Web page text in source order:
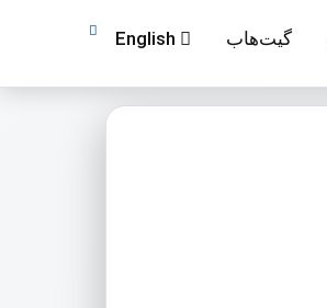
گیت‌هاب English